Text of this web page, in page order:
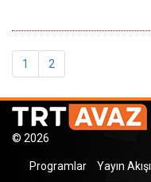
1 2
© 2026
Programlar Yayın Akışı